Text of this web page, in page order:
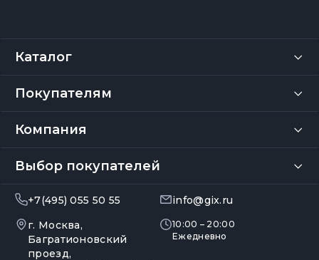
Каталог
Покупателям
Компания
Выбор покупателей
+7(495) 055 50 55
info@gix.ru
г. Москва,
Багратионовский
проезд,
10:00 – 20:00
Ежедневно